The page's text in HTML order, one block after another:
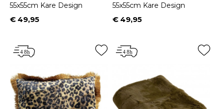
55x55cm Kare Design
Prijs
€ 49,95
55x55cm Kare Design
Prijs
€ 49,95